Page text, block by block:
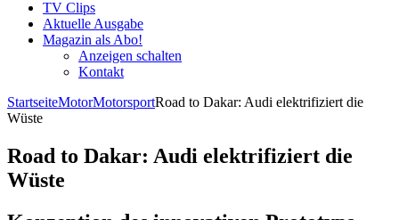
TV Clips
Aktuelle Ausgabe
Magazin als Abo!
Anzeigen schalten
Kontakt
StartseiteMotorMotorsportRoad to Dakar: Audi elektrifiziert die
Wüste
Road to Dakar: Audi elektrifiziert die
Wüste